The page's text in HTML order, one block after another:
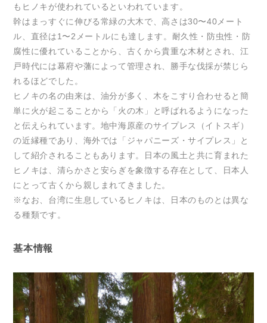
もヒノキが使われているといわれています。
幹はまっすぐに伸びる常緑の大木で、高さは30〜40メート
ル、直径は1〜2メートルにも達します。耐久性・防虫性・防
腐性に優れていることから、古くから貴重な木材とされ、江
戸時代には幕府や藩によって管理され、勝手な伐採が禁じら
れるほどでした。
ヒノキの名の由来は、油分が多く、木をこすり合わせると簡
単に火が起こることから「火の木」と呼ばれるようになった
と伝えられています。地中海原産のサイプレス（イトスギ）
の近縁種であり、海外では「ジャパニーズ・サイプレス」と
して紹介されることもあります。日本の風土と共に育まれた
ヒノキは、清らかさと安らぎを象徴する存在として、日本人
にとって古くから親しまれてきました。
※なお、台湾に生息しているヒノキは、日本のものとは異な
る種類です。
基本情報